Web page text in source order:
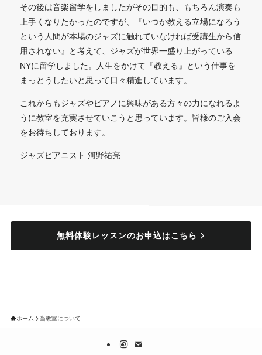
その後は音楽留学をしましたがその目的も、もちろん演奏も
上手くなりたかったのですが、『いつか教える立場になろう
という人間が本場のジャズに触れていなければ受講生から信
用されない』と考えて、ジャズが世界一盛り上がっている
NYに留学しました。人生をかけて『教える』という仕事を
まっとうしたいと思って日々精進しています。
これからもジャズやピアノに興味がある方々の力になれるよ
うに教室を充実させていこうと思っています。皆様のご入会
をお待ちしております。
ジャズピアニスト 河野祐亮
無料体験レッスンのお申込はこちら
ホーム 当教室について